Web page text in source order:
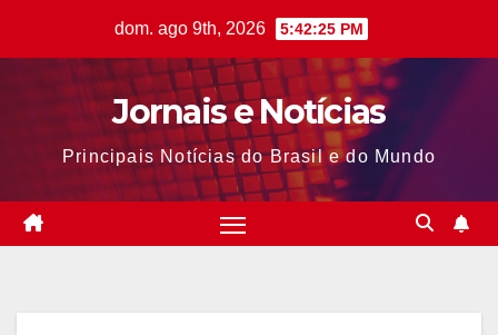
dom. ago 9th, 2026 5:42:26 PM
Jornais e Notícias
Principais Notícias do Brasil e do Mundo